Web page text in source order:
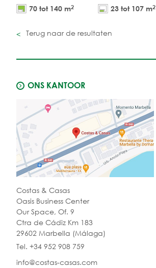
70 tot 140 m2 23 tot 107 m2
Terug naar de resultaten
ONS KANTOOR
Costas & Casas
Oasis Business Center
Our Space, Of. 9
Ctra de Cádiz Km 183
29602 Marbella (Málaga)
Tel. +34 952 908 759
info@costas-casas.com